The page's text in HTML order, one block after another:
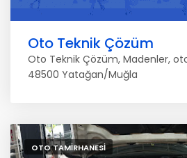
Oto Teknik Çözüm
Oto Teknik Çözüm, Madenler,
48500 Yatağan/Muğla
OTO TAMIRHANESI